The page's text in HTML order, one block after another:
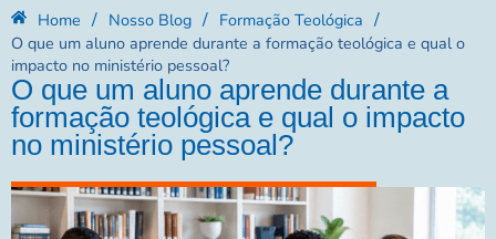
Home / Nosso Blog / Formação Teológica /
O que um aluno aprende durante a formação teológica e qual o
impacto no ministério pessoal?
O que um aluno aprende durante a
formação teológica e qual o impacto
no ministério pessoal?